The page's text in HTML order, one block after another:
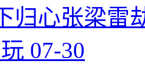
归心张梁雷
07-30